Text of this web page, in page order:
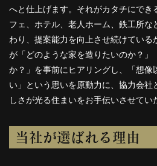
へと仕上げます。それがカタチにでき
フェ、ホテル、老人ホーム、鉄工所な
わり、提案能力を向上させ続けている
が「どのような家を造りたいのか？」
か？」を事前にヒアリングし、「想像
い」という思いを原動力に、協力会社
しさが光る住まいをお手伝いさせてい
当社が選ばれる理由